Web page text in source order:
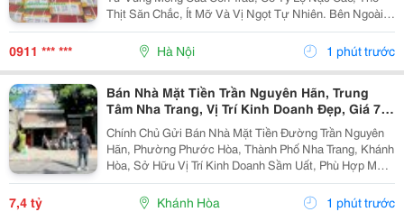
Thịt Săn Chắc, Ít Mỡ Và Vị Ngọt Tự Nhiên. Bên Ngoài
Có Lớp Mỡ Mỏng Giúp Thịt Thơm Và Mềm Hơn Khi Chế
Biến. Sản Phẩm Nhập Khẩu Chính Ngạch Từ Ấn Độ...
0911 *** *** Hà Nội 1 phút trước
Bán Nhà Mặt Tiền Trần Nguyên Hãn, Trung
Tâm Nha Trang, Vị Trí Kinh Doanh Đẹp, Giá 7,4
Tỷ
Chính Chủ Gửi Bán Nhà Mặt Tiền Đường Trần Nguyên
Hãn, Phường Phước Hòa, Thành Phố Nha Trang, Khánh
Hòa, Sở Hữu Vị Trí Kinh Doanh Sầm Uất, Phù Hợp Mở
Cửa Hàng, Văn Phòng, Showroom Hoặc Đầu Tư Cho
Thuê Lâu Dài. Thông Tin Chi Tiết. - Địa Chỉ: Số...
7,4 tỷ Khánh Hòa 1 phút trước